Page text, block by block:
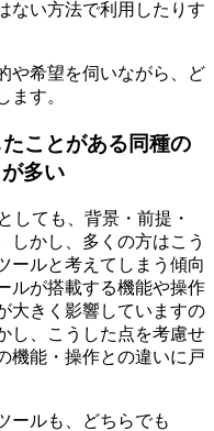
ない方法で利用したりす
や希望を伺いながら、ど
ます。
ことがある同種の
多い
しても、背景・前提・
しかし、多くの方はこう
ールと考えてしまう傾向
ルが搭載する機能や操作
大きく影響していますの
し、こうした点を考慮せ
機能・操作との違いに戸
ールも、どちらでも